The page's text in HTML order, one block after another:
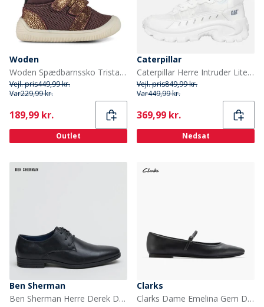
Woden
Woden Spædbarnssko Tristan Pearl Prewalker til Piger 780 Fudge
Vejl. pris449,99 kr.
Var229,99 kr.
Current
189,99 kr.
Outlet
Caterpillar
Caterpillar Herre Intruder Lite Vent Sko Lys Hvid
Vejl. pris849,99 kr.
Var449,99 kr.
Current
369,99 kr.
Nedsat
Ben Sherman
Ben Sherman Herre Derek Derby Sko Sort
Clarks
Clarks Dame Emelina Gem D-Fit Flade Sko Sort